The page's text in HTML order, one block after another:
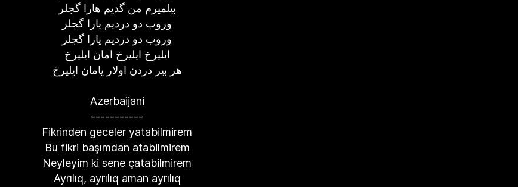
بیلمیرم من گدیم هارا گجلر
وروب دو دردیم یارا گجلر
وروب دو دردیم یارا گجلر
ایلیرخ ایلیرخ امان ایلیرخ
هر بیر دردن اولار یامان ایلیرخ
Azerbaijani
-----------
Fikrinden geceler yatabilmirem
Bu fikri başımdan atabilmirem
Neyleyim ki sene çatabilmirem
Ayrılıq, ayrılıq aman ayrılıq